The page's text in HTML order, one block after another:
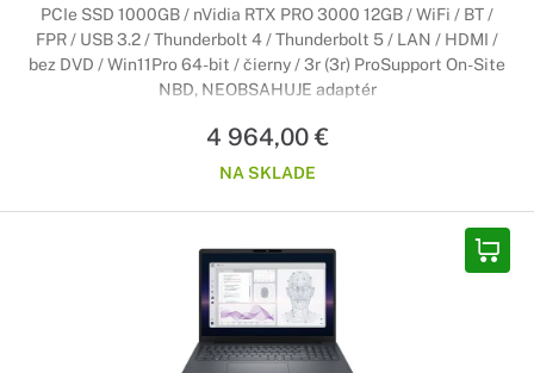
PCIe SSD 1000GB / nVidia RTX PRO 3000 12GB / WiFi / BT /
FPR / USB 3.2 / Thunderbolt 4 / Thunderbolt 5 / LAN / HDMI /
bez DVD / Win11Pro 64-bit / čierny / 3r (3r) ProSupport On-Site
NBD, NEOBSAHUJE adaptér
4 964,00 €
NA SKLADE